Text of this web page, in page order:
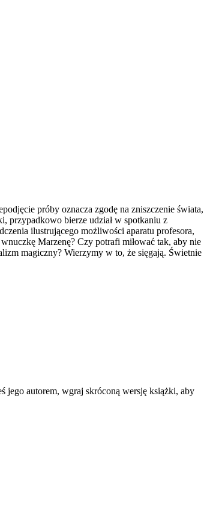
próby oznacza zgodę na zniszczenie świata,
przypadkowo bierze udział w spotkaniu z
ilustrującego możliwości aparatu profesora,
Marzenę? Czy potrafi miłować tak, aby nie
magiczny? Wierzymy w to, że sięgają. Świetnie
jego autorem, wgraj skróconą wersję książki, aby